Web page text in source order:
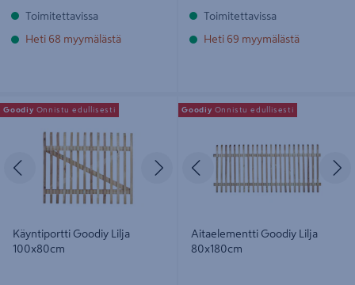
Toimitettavissa
Heti 68 myymälästä
Toimitettavissa
Heti 69 myymälästä
Käyntiportti Goodiy Lilja 100x80cm
Edellinen Seuraava
Käyntiportti Goodiy Lilja
100x80cm
Goodiy Onnistu edullisesti
Aitaelementti Goodiy Lilja
80x180cm
Edellinen
Aitaelementti Goodiy Lilja
80x180cm
Goodiy Onnistu edullisesti